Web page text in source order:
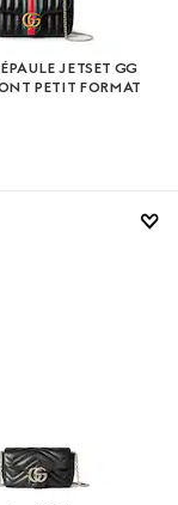
JETSET GG
PETIT FORMAT